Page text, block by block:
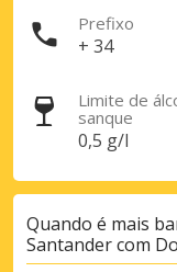
Prefixo
+ 34
Limite de
sanque
0,5 g/l
Quando é mais
Santander com